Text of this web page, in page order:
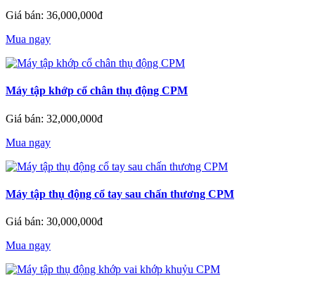
Giá bán: 36,000,000đ
Mua ngay
Máy tập khớp cổ chân thụ động CPM
Giá bán: 32,000,000đ
Mua ngay
Máy tập thụ động cổ tay sau chấn thương CPM
Giá bán: 30,000,000đ
Mua ngay